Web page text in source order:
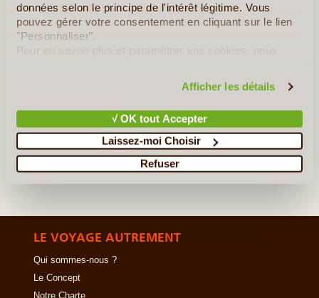
données selon le principe de l'intérêt légitime. Vous
pouvez gérer votre consentement en cliquant sur le lien
"Personnaliser".
Pour en savoir plus et paramétrer vos cookies, nous
Afficher les détails
√ OK tout Accepter
Laissez-moi Choisir
Refuser
Capitale de l'Iran sous les Seldjoukides et les Safavides, Ispahan
a gardé de ses siècles d'histoire un urbanisme extraordinaire. Ce
Lire la suite ≻
Tous les Articles sur l'Iran
LE VOYAGE AUTREMENT
Qui sommes-nous ?
Le Concept